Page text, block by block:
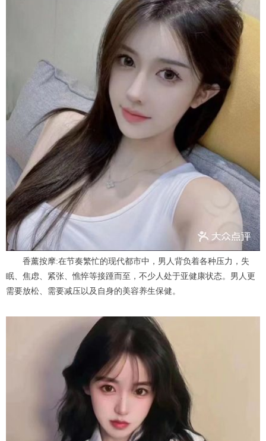
香薰按摩:在节奏繁忙的现代都市中，男人背负着各种压力，失
眠、焦虑、紧张、憔悴等接踵而至，不少人处于亚健康状态。男人更
需要放松、需要减压以及自身的美容养生保健。